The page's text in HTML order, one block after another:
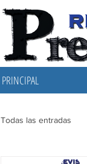
PRINCIPAL
Todas las entradas